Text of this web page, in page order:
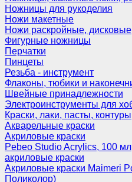
Ножницы для рукоделия
Ножи макетные
Ножи раскройные, дисковые
Фигурные ножницы
Перчатки
Пинцеты
Резьба - инструмент
Флаконы, тюбики и
Швейные принадлежности
Электроинструменты для
Краски, лаки, пасты,
Акварельные краски
Акриловые краски
Pebeo Studio Acrylics, 100
акриловые краски
Акриловые краски Maimeri
Поликолор)